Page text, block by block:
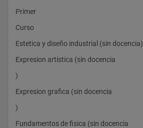
Primer
Curso
Estetica y diseño industrial (sin docencia)
Expresion artistica (sin docencia
)
Expresion grafica (sin docencia
)
Fundamentos de fisica (sin docencia